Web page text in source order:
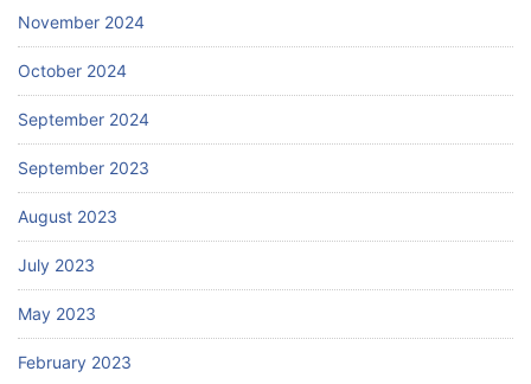
November 2024
October 2024
September 2024
September 2023
August 2023
July 2023
May 2023
February 2023